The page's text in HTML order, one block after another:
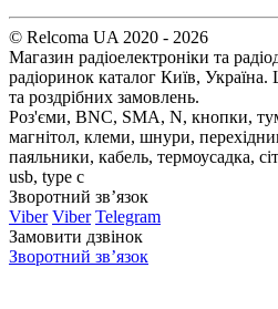
© Relcoma UA 2020 - 2026
Магазин радіоелектроніки та
радіоринок каталог Київ,
та роздрібних замовлень.
Роз'єми, BNC, SMA, N, кнопки,
магнітол, клеми, шнури,
паяльники, кабель, термоусадка,
usb, type c
Зворотний зв’язок
Viber Viber Telegram
Замовити дзвінок
Зворотний зв’язок